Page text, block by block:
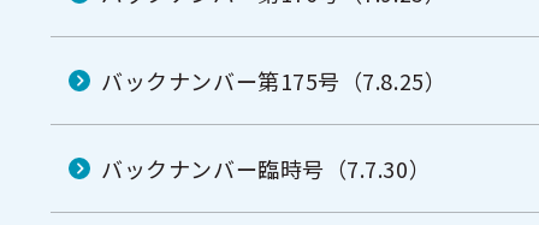
バックナンバー第175号（7.8.25）
バックナンバー臨時号（7.7.30）